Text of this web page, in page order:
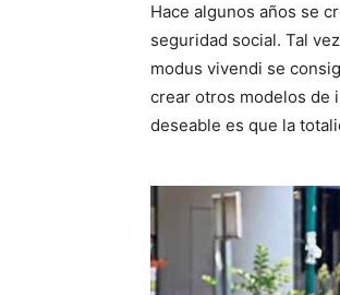
Hace algunos años se
seguridad social. Tal
modus vivendi se
crear otros modelos de
deseable es que la